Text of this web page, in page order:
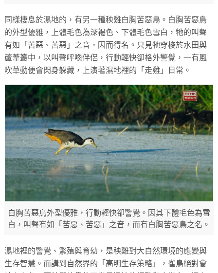
同樣棲息於濕地的，有另一種秧雞白胸苦惡鳥。白胸苦惡鳥
的外型優雅，上體毛色為深褐色、下體毛色雪白，牠的叫聲
有如「苦惡、苦惡」之音，因而得名。只見牠穿梭於水田與
蘆葦叢中，以叫聲呼喚伴侶，行動輕快卻格外警覺，一有風
吹草動便會閃身躲藏，上演著濕地裡的「走雞」日常。
白胸苦惡鳥外型優雅，行動輕快卻警覺。因其下體毛色為雪
白，叫聲有如「苦惡、苦惡」之音，而有白胸苦惡鳥之名。
濕地裡的警覺、繁殖與育幼，是秧雞對大自然環境的應變與
生存智慧。而講到自然界的「高明生存策略」，雀鳥絕對會